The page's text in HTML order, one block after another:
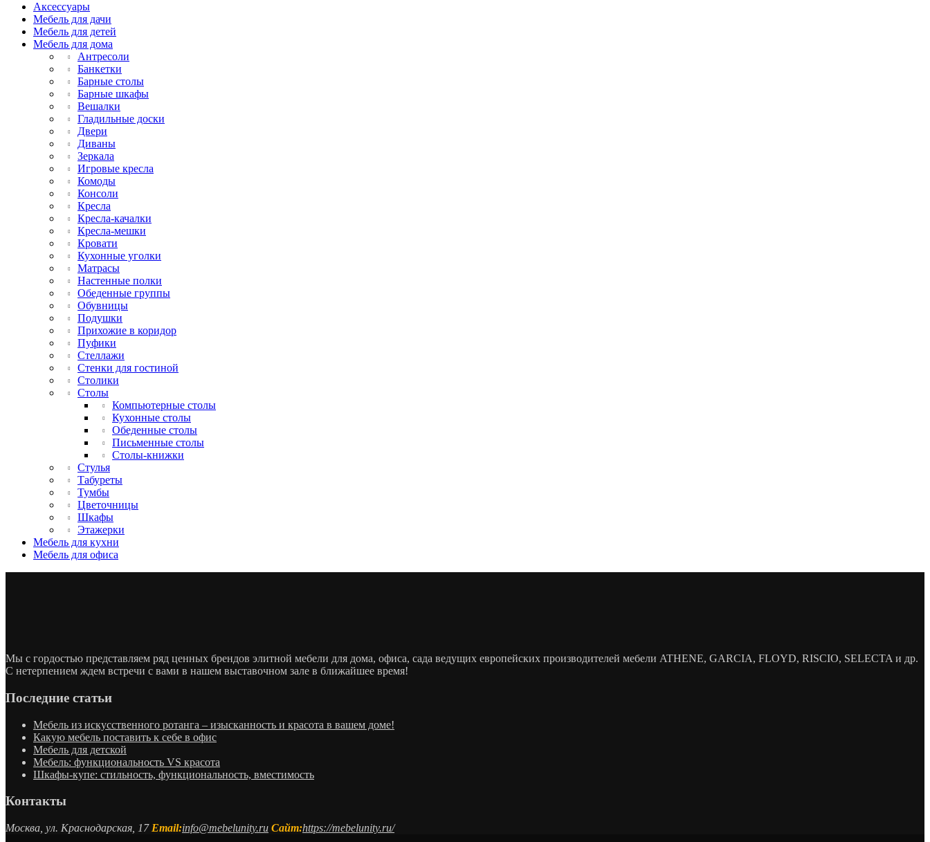
Аксессуары
Мебель для дачи
Мебель для детей
Мебель для дома
Антресоли
Банкетки
Барные столы
Барные шкафы
Вешалки
Гладильные доски
Двери
Диваны
Зеркала
Игровые кресла
Комоды
Консоли
Кресла
Кресла-качалки
Кресла-мешки
Кровати
Кухонные уголки
Матрасы
Настенные полки
Обеденные группы
Обувницы
Подушки
Прихожие в коридор
Пуфики
Стеллажи
Стенки для гостиной
Столики
Столы
Компьютерные столы
Кухонные столы
Обеденные столы
Письменные столы
Столы-книжки
Стулья
Табуреты
Тумбы
Цветочницы
Шкафы
Этажерки
Мебель для кухни
Мебель для офиса
Мы с гордостью представляем ряд ценных брендов элитной мебели для дома, офиса, сада ведущих европейских производителей мебели ATHENE, GARCIA, FLOYD, RISCIO, SELECTA и др.
С нетерпением ждем встречи с вами в нашем выставочном зале в ближайшее время!
Последние статьи
Мебель из искусственного ротанга – изысканность и красота в вашем доме!
Какую мебель поставить к себе в офис
Мебель для детской
Мебель: функциональность VS красота
Шкафы-купе: стильность, функциональность, вместимость
Контакты
Москва, ул. Краснодарская, 17 Email:info@mebelunity.ru Сайт:https://mebelunity.ru/